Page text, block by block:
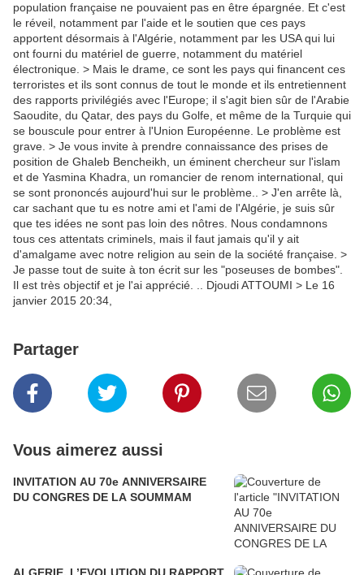
population française ne pouvaient pas en être épargnée. Et c'est
le réveil, notamment par l'aide et le soutien que ces pays
apportent désormais à l'Algérie, notamment par les USA qui lui
ont fourni du matériel de guerre, notamment du matériel
électronique. > Mais le drame, ce sont les pays qui financent ces
terroristes et ils sont connus de tout le monde et ils entretiennent
des rapports privilégiés avec l'Europe; il s'agit bien sûr de l'Arabie
Saoudite, du Qatar, des pays du Golfe, et même de la Turquie qui
se bouscule pour entrer à l'Union Européenne. Le problème est
grave. > Je vous invite à prendre connaissance des prises de
position de Ghaleb Bencheikh, un éminent chercheur sur l'islam
et de Yasmina Khadra, un romancier de renom international, qui
se sont prononcés aujourd'hui sur le problème.. > J'en arrête là,
car sachant que tu es notre ami et l'ami de l'Algérie, je suis sûr
que tes idées ne sont pas loin des nôtres. Nous condamnons
tous ces attentats criminels, mais il faut jamais qu'il y ait
d'amalgame avec notre religion au sein de la société française. >
Je passe tout de suite à ton écrit sur les "poseuses de bombes".
Il est très objectif et je l'ai apprécié. .. Djoudi ATTOUMI > Le 16
janvier 2015 20:34,
Partager
Vous aimerez aussi
INVITATION AU 70e ANNIVERSAIRE
DU CONGRES DE LA SOUMMAM